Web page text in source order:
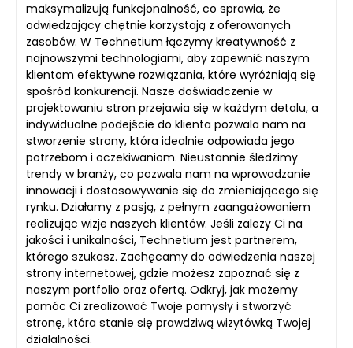
maksymalizują funkcjonalność, co sprawia, że
odwiedzający chętnie korzystają z oferowanych
zasobów. W Technetium łączymy kreatywność z
najnowszymi technologiami, aby zapewnić naszym
klientom efektywne rozwiązania, które wyróżniają się
spośród konkurencji. Nasze doświadczenie w
projektowaniu stron przejawia się w każdym detalu, a
indywidualne podejście do klienta pozwala nam na
stworzenie strony, która idealnie odpowiada jego
potrzebom i oczekiwaniom. Nieustannie śledzimy
trendy w branży, co pozwala nam na wprowadzanie
innowacji i dostosowywanie się do zmieniającego się
rynku. Działamy z pasją, z pełnym zaangażowaniem
realizując wizje naszych klientów. Jeśli zależy Ci na
jakości i unikalności, Technetium jest partnerem,
którego szukasz. Zachęcamy do odwiedzenia naszej
strony internetowej, gdzie możesz zapoznać się z
naszym portfolio oraz ofertą. Odkryj, jak możemy
pomóc Ci zrealizować Twoje pomysły i stworzyć
stronę, która stanie się prawdziwą wizytówką Twojej
działalności.